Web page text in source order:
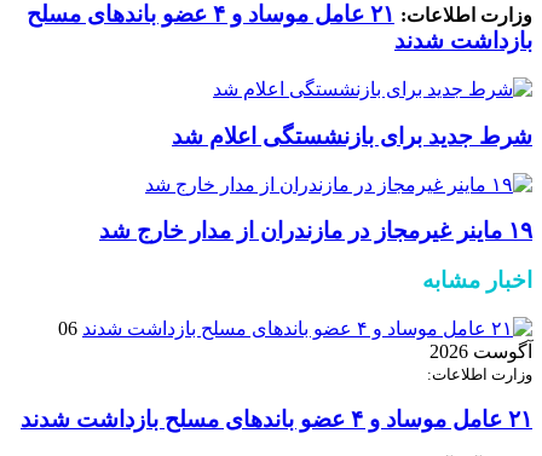
وزارت اطلاعات:
۲۱ عامل موساد و ۴ عضو باند‌های مسلح
بازداشت شدند
شرط جدید برای بازنشستگی اعلام شد
۱۹ ماینر غیرمجاز در مازندران از مدار خارج شد
اخبار مشابه
06
آگوست 2026
وزارت اطلاعات:
۲۱ عامل موساد و ۴ عضو باند‌های مسلح بازداشت شدند